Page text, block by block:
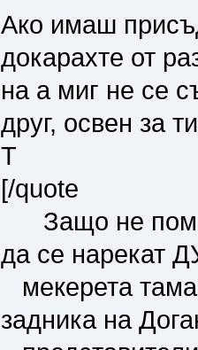
Ако имаш
докарахте от
на а миг не се
друг, освен за
Т
[/quote
Защо не
да се нарекат
мекерета
задника на